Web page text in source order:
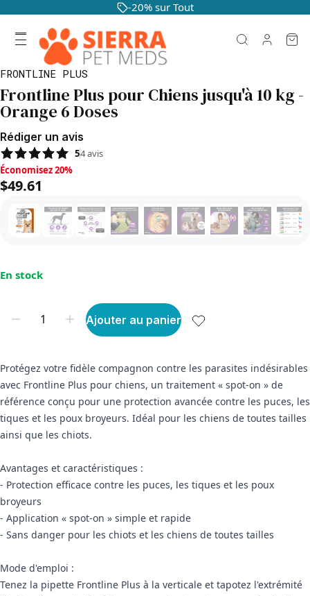
-20% sur Tout
FRONTLINE PLUS
Frontline Plus pour Chiens jusqu'à 10 kg -
Orange 6 Doses
Rédiger un avis
54avis
Économisez 20%, $49.61
Économisez 20%
$49.61
En stock
Ajouter au panier
Protégez votre fidèle compagnon contre les parasites indésirables
avec Frontline Plus pour chiens, un traitement « spot-on » de
référence conçu pour une protection avancée contre les puces, les
tiques et les poux broyeurs. Idéal pour les chiens de toutes tailles
ainsi que les chiots.
Avantages et caractéristiques :
- Protection efficace contre les puces, les tiques et les poux
broyeurs
- Application « spot-on » simple et rapide
- Sans danger pour les chiots et les chiens de toutes tailles
Mode d'emploi :
Tenez la pipette Frontline Plus à la verticale et tapotez l'extrémité